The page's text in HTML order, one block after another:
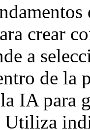
crear
a
de la
IA para
Utiliza